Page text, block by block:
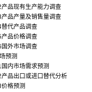
品现有生产能力调查
品产量及销售量调查
代产品调查
品价格调查
外市场调查
预测
内市场需求预测
品出口或进口替代分析
格预测